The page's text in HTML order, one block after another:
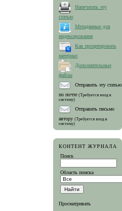
Напечатать эту
статью
Метаданные для
индексирования
Как процитировать
материал
Дополнительные
файлы
Отправить эту статью
по почте (Требуется вход в
систему)
Отправить письмо
автору (Требуется вход в
систему)
КОНТЕНТ ЖУРНАЛА
Поиск
Область поиска
Просматривать